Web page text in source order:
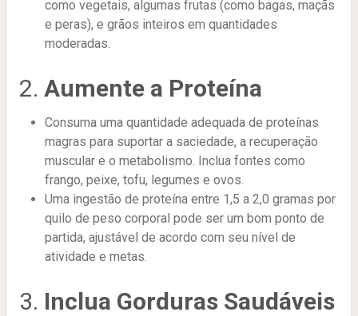
como vegetais, algumas frutas (como bagas, maçãs
e peras), e grãos inteiros em quantidades
moderadas.
2. Aumente a Proteína
Consuma uma quantidade adequada de proteínas
magras para suportar a saciedade, a recuperação
muscular e o metabolismo. Inclua fontes como
frango, peixe, tofu, legumes e ovos.
Uma ingestão de proteína entre 1,5 a 2,0 gramas por
quilo de peso corporal pode ser um bom ponto de
partida, ajustável de acordo com seu nível de
atividade e metas.
3. Inclua Gorduras Saudáveis